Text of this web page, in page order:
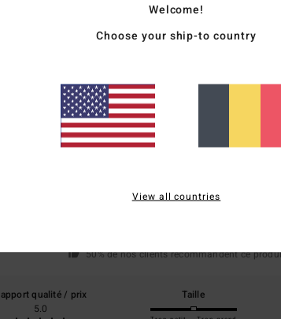
Note moyenne
4.5/5
50% de nos clients recommandent ce
qualité / prix
5.0
Taille
Welcome!
Choose your ship-to country
View all countries